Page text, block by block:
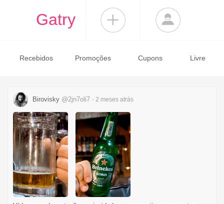
Gatry
Recebidos Promoções Cupons Livre
Birovisky @2jn7oli7 - 2 meses atrás